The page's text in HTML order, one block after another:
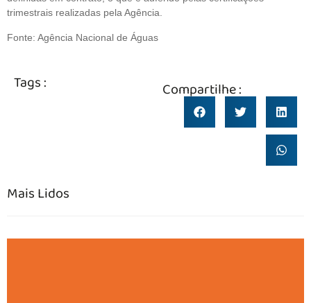
trimestrais realizadas pela Agência.
Fonte: Agência Nacional de Águas
Tags : Compartilhe :
Mais Lidos